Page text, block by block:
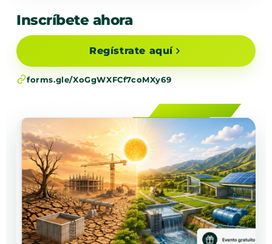
Inscríbete ahora
Regístrate aquí
forms.gle/XoGgWXFCf7coMXy69